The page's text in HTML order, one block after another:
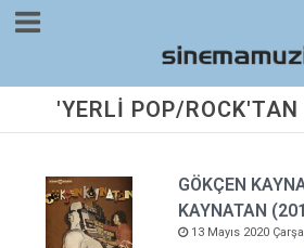
'YERLİ POP/
GÖKÇEN
KAYNATAN
13 Mayıs 2020